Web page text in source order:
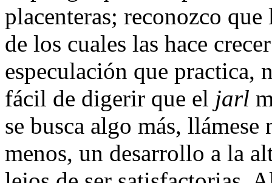
placenteras; reconozco que
de los cuales las hace
especulación que practica,
fácil de digerir que el jarl
se busca algo más,
menos, un desarrollo a la